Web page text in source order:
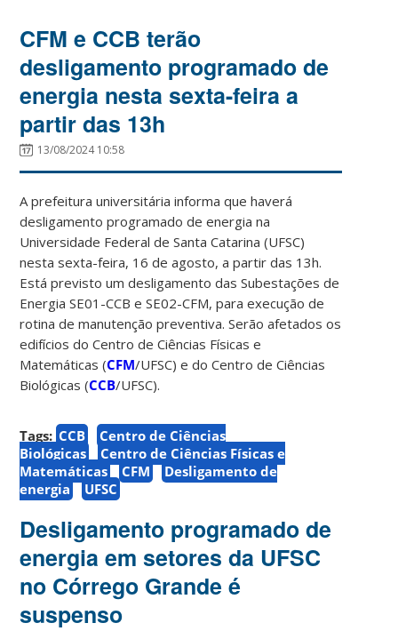
CFM e CCB terão
desligamento programado de
energia nesta sexta-feira a
partir das 13h
13/08/2024 10:58
A prefeitura universitária informa que haverá
desligamento programado de energia na
Universidade Federal de Santa Catarina (UFSC)
nesta sexta-feira, 16 de agosto, a partir das 13h.
Está previsto um desligamento das Subestações de
Energia SE01-CCB e SE02-CFM, para execução de
rotina de manutenção preventiva. Serão afetados os
edifícios do Centro de Ciências Físicas e
Matemáticas (CFM/UFSC) e do Centro de Ciências
Biológicas (CCB/UFSC).
Tags: CCB
Centro de Ciências
Biológicas
Centro de Ciências Físicas e
Matemáticas
CFM
Desligamento de
energia
UFSC
Desligamento programado de
energia em setores da UFSC
no Córrego Grande é
suspenso